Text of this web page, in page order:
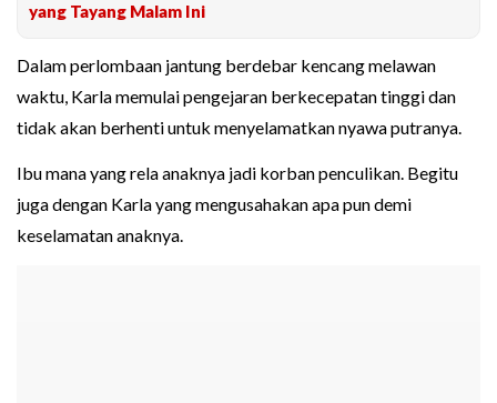
yang Tayang Malam Ini
Dalam perlombaan jantung berdebar kencang melawan
waktu, Karla memulai pengejaran berkecepatan tinggi dan
tidak akan berhenti untuk menyelamatkan nyawa putranya.
Ibu mana yang rela anaknya jadi korban penculikan. Begitu
juga dengan Karla yang mengusahakan apa pun demi
keselamatan anaknya.